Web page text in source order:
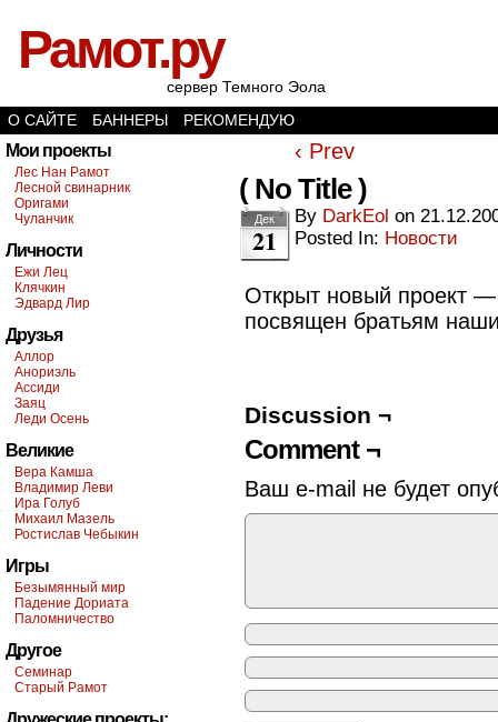
Рамот.ру
сервер Темного Эола
О САЙТЕ
БАННЕРЫ РЕКОМЕНДУЮ
Мои проекты
Лес Нан Рамот
Лесной свинарник
Оригами
Чуланчик
Личности
Ежи Лец
Клячкин
Эдвард Лир
Друзья
Аллор
Анориэль
Ассиди
Заяц
Леди Осень
Великие
Вера Камша
Владимир Леви
Ира Голуб
Михаил Мазель
Ростислав Чебыкин
Игры
Безымянный мир
Падение Дориата
Паломничество
Другое
Семинар
Старый Рамот
‹ Prev
( No Title )
Дек
21
By DarkEol on
Posted In: Новости
Открыт новый проект
посвящен братьям
Discussion ¬
Comment ¬
Ваш e-mail не будет